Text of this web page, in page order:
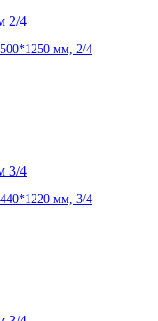
мм, 2/4
мм, 3/4